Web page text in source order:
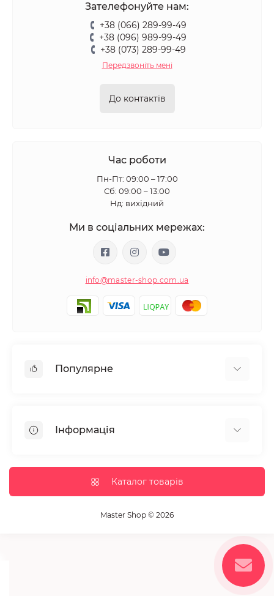
Зателефонуйте нам:
+38 (066) 289-99-49
+38 (096) 989-99-49
+38 (073) 289-99-49
Передзвоніть мені
До контактів
Час роботи
Пн-Пт: 09:00 – 17:00
Сб: 09:00 – 13:00
Нд: вихідний
Ми в соціальних мережах:
info@master-shop.com.ua
Популярне
Парафінотерапія
Вії та брови
Дезінфекція та стерилізація
Пензлики і набори для макіяжу
Інформація
Доставка та оплата
Корисні статті
Каталог товарів
Master Shop © 2026